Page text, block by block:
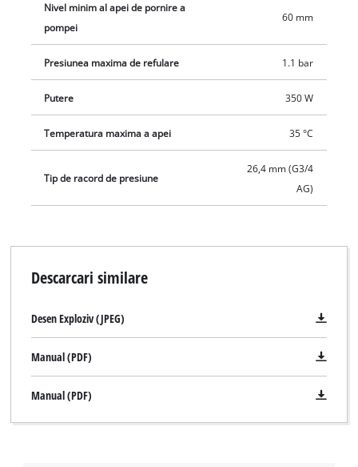
Nivel minim al apei de pornire a
pompei
60 mm
Presiunea maxima de refulare 1.1 bar
Putere 350 W
Temperatura maxima a apei 35 °C
Tip de racord de presiune
26,4 mm (G3/4
AG)
Descarcari similare
Desen Exploziv (JPEG)
Manual (PDF)
Manual (PDF)